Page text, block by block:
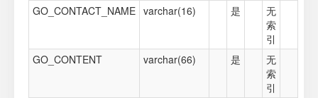
GO_CONTACT_NAME varchar(16) 是
无
索
引
GO_CONTENT
varchar(66) 是
无
索
引